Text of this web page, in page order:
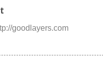
goodlayers.com